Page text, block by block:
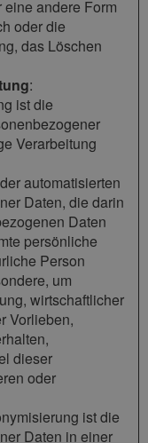
andere Form
oder die
das Löschen
:
ist die
Verarbeitung
automatisierten
Daten, die darin
Daten
persönliche
Person
um
wirtschaftlicher
Vorlieben,
dieser
oder
ist die
Daten in einer